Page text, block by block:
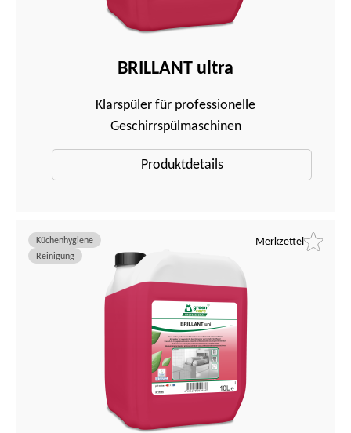
BRILLANT ultra
Klarspüler für professionelle
Geschirrspülmaschinen
Produktdetails
Merkzettel
Küchenhygiene
Reinigung